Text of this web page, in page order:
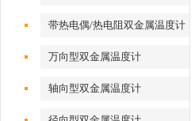
带热电偶/热电阻双金属温度计
万向型双金属温度计
轴向型双金属温度计